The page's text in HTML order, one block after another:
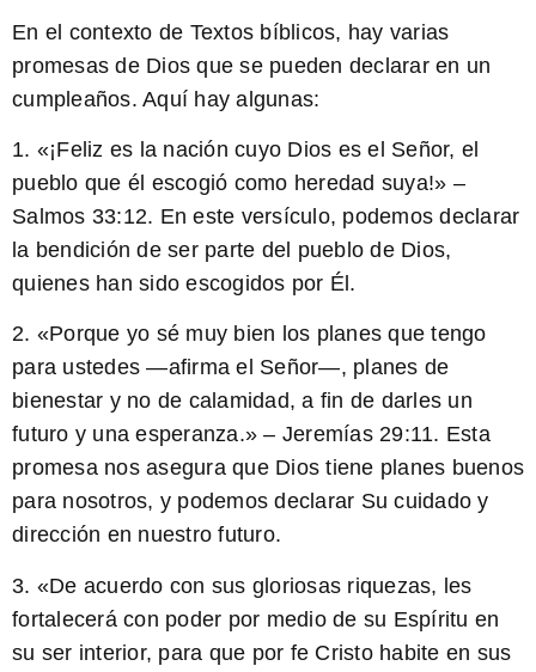
En el contexto de Textos bíblicos, hay varias
promesas de Dios que se pueden declarar en un
cumpleaños. Aquí hay algunas:
1. «¡Feliz es la nación cuyo Dios es el Señor, el
pueblo que él escogió como heredad suya!» –
Salmos 33:12. En este versículo, podemos declarar
la bendición de ser parte del pueblo de Dios,
quienes han sido escogidos por Él.
2. «Porque yo sé muy bien los planes que tengo
para ustedes —afirma el Señor—, planes de
bienestar y no de calamidad, a fin de darles un
futuro y una esperanza.» – Jeremías 29:11. Esta
promesa nos asegura que Dios tiene planes buenos
para nosotros, y podemos declarar Su cuidado y
dirección en nuestro futuro.
3. «De acuerdo con sus gloriosas riquezas, les
fortalecerá con poder por medio de su Espíritu en
su ser interior, para que por fe Cristo habite en sus